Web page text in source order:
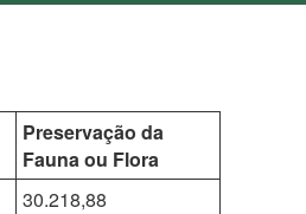
Preservação da
Fauna ou Flora
30.218,88